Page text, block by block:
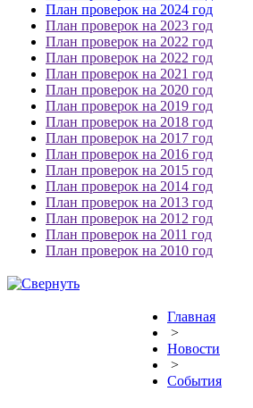
План проверок на 2024 год
План проверок на 2023 год
План проверок на 2022 год
План проверок на 2022 год
План проверок на 2021 год
План проверок на 2020 год
План проверок на 2019 год
План проверок на 2018 год
План проверок на 2017 год
План проверок на 2016 год
План проверок на 2015 год
План проверок на 2014 год
План проверок на 2013 год
План проверок на 2012 год
План проверок на 2011 год
План проверок на 2010 год
Главная
>
Новости
>
События